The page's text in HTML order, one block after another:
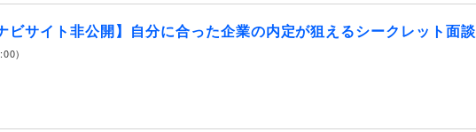
ビサイト非公開】自分に合った企業の内定が狙えるシークレット面談